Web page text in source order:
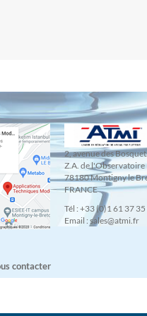
2, avenue des
Z.A. de l'Observatoire
78180 Montigny le
FRANCE
Tél : +33 (0)1 61 37
Email : sales@atmi.fr
contacter